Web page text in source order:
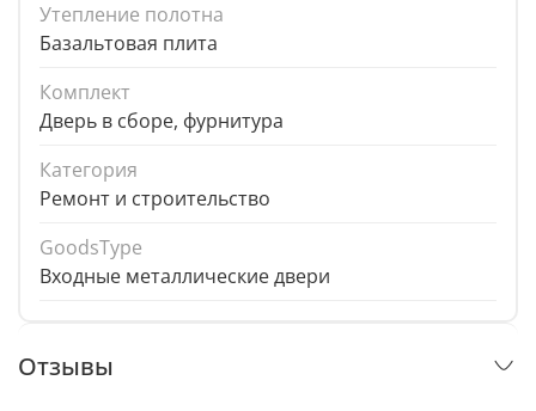
Утепление полотна
Базальтовая плита
Комплект
Дверь в сборе, фурнитура
Категория
Ремонт и строительство
GoodsType
Входные металлические двери
Отзывы